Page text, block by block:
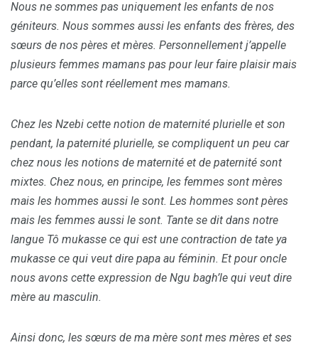
Nous ne sommes pas uniquement les enfants de nos
géniteurs. Nous sommes aussi les enfants des frères, des
sœurs de nos pères et mères. Personnellement j’appelle
plusieurs femmes mamans pas pour leur faire plaisir mais
parce qu’elles sont réellement mes mamans.
Chez les Nzebi cette notion de maternité plurielle et son
pendant, la paternité plurielle, se compliquent un peu car
chez nous les notions de maternité et de paternité sont
mixtes. Chez nous, en principe, les femmes sont mères
mais les hommes aussi le sont. Les hommes sont pères
mais les femmes aussi le sont. Tante se dit dans notre
langue Tô mukasse ce qui est une contraction de tate ya
mukasse ce qui veut dire papa au féminin. Et pour oncle
nous avons cette expression de Ngu bagh’le qui veut dire
mère au masculin.
Ainsi donc, les sœurs de ma mère sont mes mères et ses